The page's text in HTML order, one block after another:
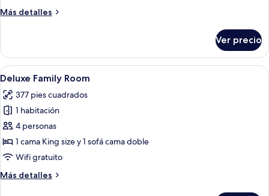
Más detalles
Más
1
habitación
Ver precio
Abrir
todas
las
fotos
de
Deluxe
Family
Un dormitorio con una cama
4
Deluxe Family Room
377 pies cuadrados
1 habitación
4 personas
1 cama King size y 1 sofá cama doble
Wifi gratuito
Más detalles
Más